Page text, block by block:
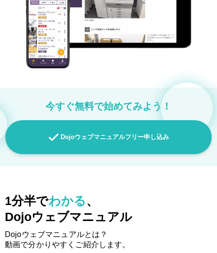
今すぐ無料で始めてみよう！
Dojoウェブマニュアルフリー申し込み
1分半でわかる、
Dojoウェブマニュアル
Dojoウェブマニュアルとは？
動画で分かりやすくご紹介します。